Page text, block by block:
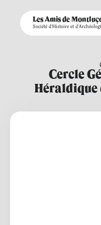
Les Amis de
Société d'Histoire et
Cercle
Héraldique